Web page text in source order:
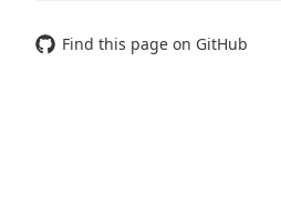
Find this page on GitHub